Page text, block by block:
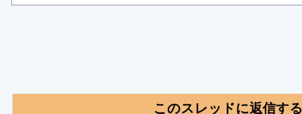
このスレッドに返信する